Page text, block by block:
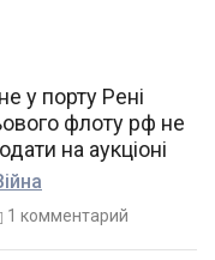
у порту Рені
флоту рф не
на аукціоні
1 комментарий